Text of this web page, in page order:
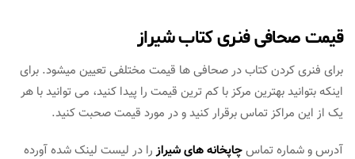
قیمت صحافی فنری کتاب شیراز
برای فنری کردن کتاب در صحافی ها قیمت مختلفی تعیین میشود. برای
اینکه بتوانید بهترین مرکز با کم ترین قیمت را پیدا کنید، می توانید با هر
یک از این مراکز تماس برقرار کنید و در مورد قیمت صحبت کنید.
آدرس و شماره تماسچاپخانه های شیرازرا در لیست لینک شده آورده